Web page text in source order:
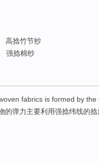
高捻竹节纱
强捻棉纱
fabrics is formed by the
的弹力主要利用强捻纬线的捻